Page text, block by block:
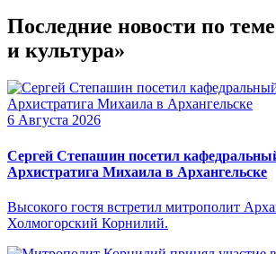
Последние новости по
и культура»
6 Августа 2026
Сергей Степашин посетил
Архистратига Михаила в Архангельске
Высокого гостя встретил митрополит
Холмогорский Корнилий.